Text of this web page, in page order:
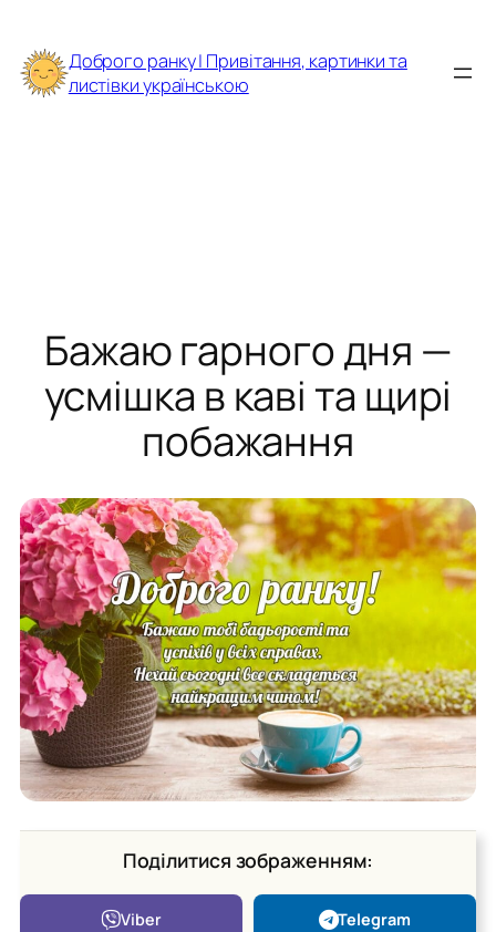
до
вмісту
Доброго ранку | Привітання, картинки та
листівки українською
Бажаю гарного дня —
усмішка в каві та щирі
побажання
Поділитися зображенням:
Viber Telegram